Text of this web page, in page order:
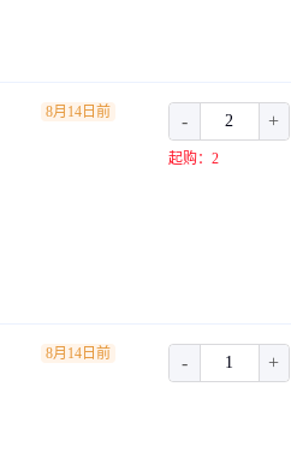
8月14日前 - +
起购：2
8月14日前 - +